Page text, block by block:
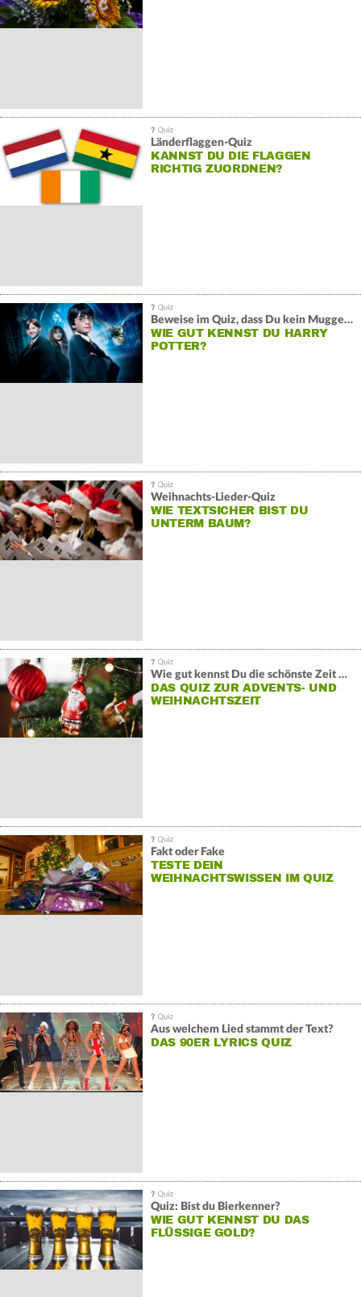
Länderflaggen-Quiz
KANNST DU DIE FLAGGEN
RICHTIG ZUORDNEN?
Beweise im Quiz, dass Du kein Muggel bist
WIE GUT KENNST DU HARRY
POTTER?
Weihnachts-Lieder-Quiz
WIE TEXTSICHER BIST DU
UNTERM BAUM?
Wie gut kennst Du die schönste Zeit des Winters?
DAS QUIZ ZUR ADVENTS- UND
WEIHNACHTSZEIT
Fakt oder Fake
TESTE DEIN
WEIHNACHTSWISSEN IM QUIZ
Aus welchem Lied stammt der Text?
DAS 90ER LYRICS QUIZ
Quiz: Bist du Bierkenner?
WIE GUT KENNST DU DAS
FLÜSSIGE GOLD?